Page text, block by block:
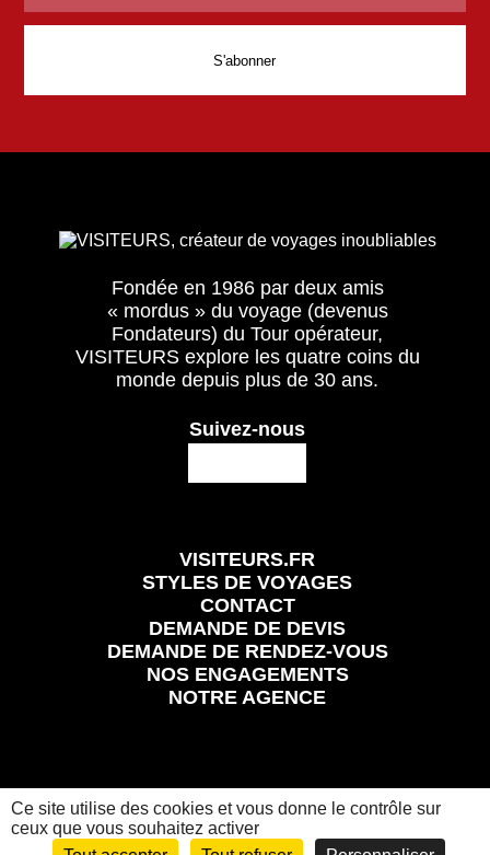
Fondée en 1986 par deux amis
« mordus » du voyage (devenus
Fondateurs) du Tour opérateur,
VISITEURS explore les quatre coins du
monde depuis plus de 30 ans.
Suivez-nous
VISITEURS.FR
STYLES DE VOYAGES
CONTACT
DEMANDE DE DEVIS
DEMANDE DE RENDEZ-VOUS
NOS ENGAGEMENTS
NOTRE AGENCE
Mentions légalesConditions Générales et Particulières de VentePolitique de confidentialité
Visiteurs.fr© 2024 Tous les droits réservés
Ce site utilise des cookies et vous donne le contrôle sur
ceux que vous souhaitez activer